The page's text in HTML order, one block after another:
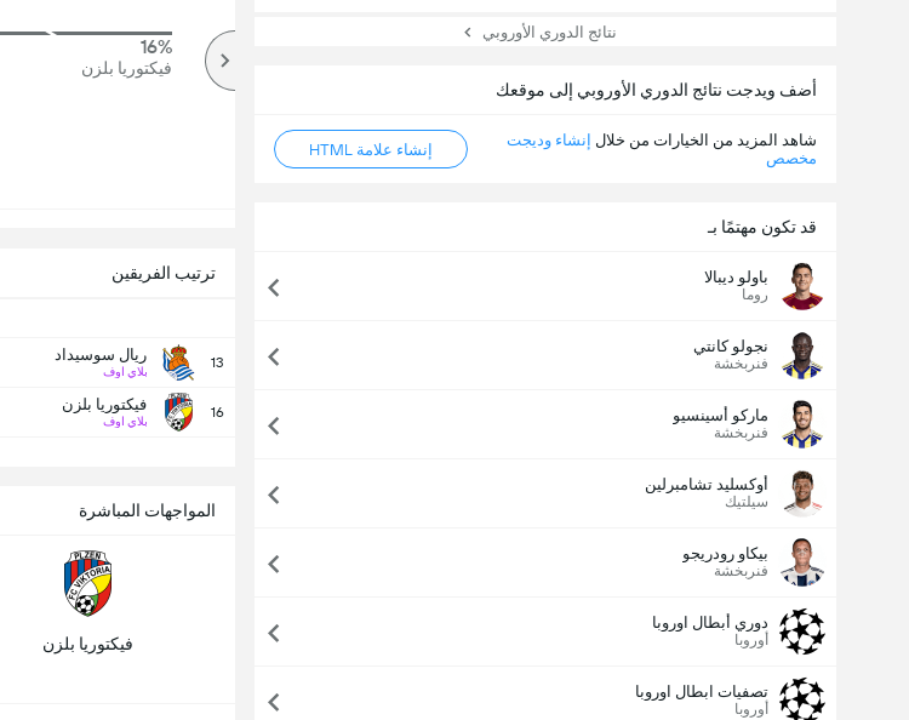
نتائج الدوري الأوروبي
أضف ويدجت نتائج الدوري الأوروبي إلى موقعك
شاهد المزيد من الخيارات من خلال إنشاء وديجت
مخصص
إنشاء علامة HTML
قد تكون مهتمًا بـ
باولو ديبالا
روما
نجولو كانتي
فنربخشة
ماركو أسينسيو
فنربخشة
أوكسليد تشامبرلين
سيلتيك
بيكاو رودريجو
فنربخشة
دوري أبطال اوروبا
أوروبا
تصفيات ابطال اوروبا
أوروبا
ترتيب الفريقين
13 ريال سوسيداد
بلاي اوف
16 فيكتوريا بلزن
بلاي اوف
16%
فيكتوريا بلزن
المواجهات المباشرة
فيكتوريا بلزن